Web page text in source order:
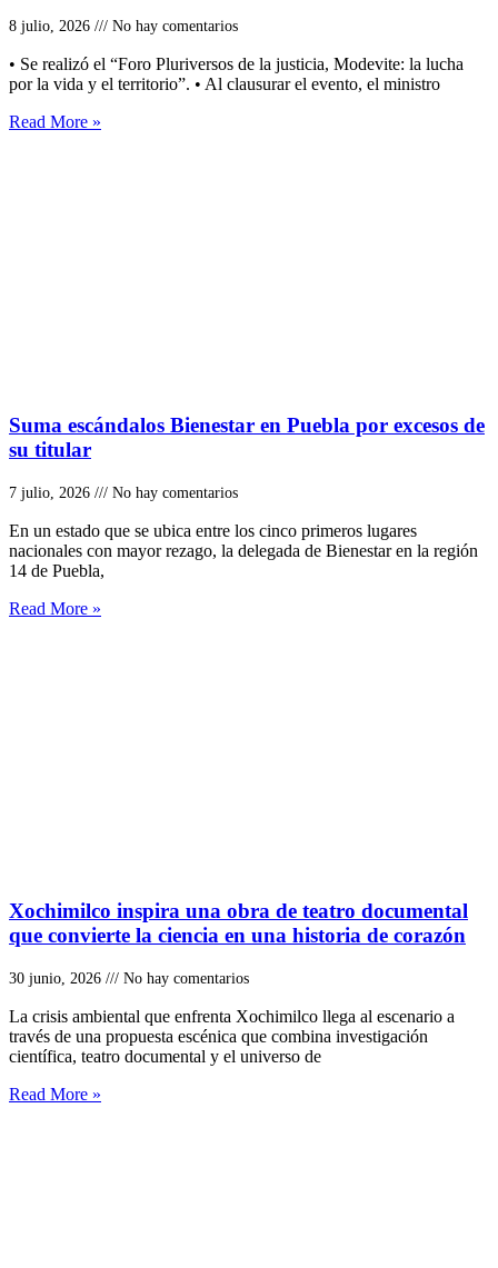
8 julio, 2026 No hay comentarios
• Se realizó el “Foro Pluriversos de la justicia, Modevite: la lucha
por la vida y el territorio”. • Al clausurar el evento, el ministro
Read More »
Suma escándalos Bienestar en Puebla por excesos de
su titular
7 julio, 2026 No hay comentarios
En un estado que se ubica entre los cinco primeros lugares
nacionales con mayor rezago, la delegada de Bienestar en la región
14 de Puebla,
Read More »
Xochimilco inspira una obra de teatro documental
que convierte la ciencia en una historia de corazón
30 junio, 2026 No hay comentarios
La crisis ambiental que enfrenta Xochimilco llega al escenario a
través de una propuesta escénica que combina investigación
científica, teatro documental y el universo de
Read More »